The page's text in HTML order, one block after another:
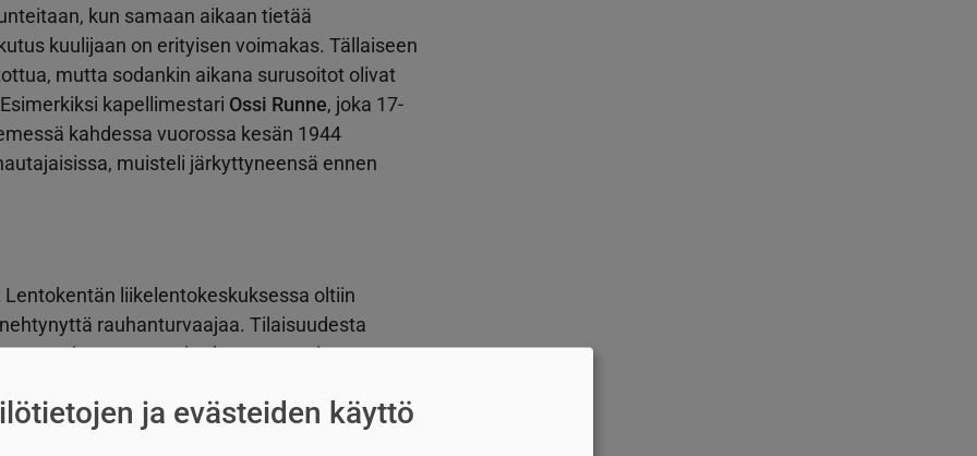
kun samaan aikaan tietää
kuulijaan on erityisen voimakas. Tällaiseen
mutta sodankin aikana surusoitot olivat
kapellimestari Ossi Runne, joka 17-
kahdessa vuorossa kesän 1944
muisteli järkyttyneensä ennen
liikelentokeskuksessa oltiin
rauhanturvaajaa. Tilaisuudesta
varoittamassa soittokuntaa omaisten
pihalle asti. Vastaanottajien siirryttyä lopulta
osuutensa Narvan marssilla, joka on
sävelmä. Kapellimestari ehti
ja evästeiden käyttö